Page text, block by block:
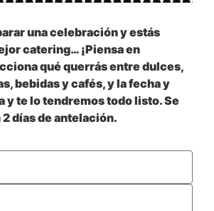
una celebración y estás
catering… ¡Piensa en
qué querrás entre dulces,
bebidas y cafés, y la fecha y
y te lo tendremos todo listo. Se
días de antelación.